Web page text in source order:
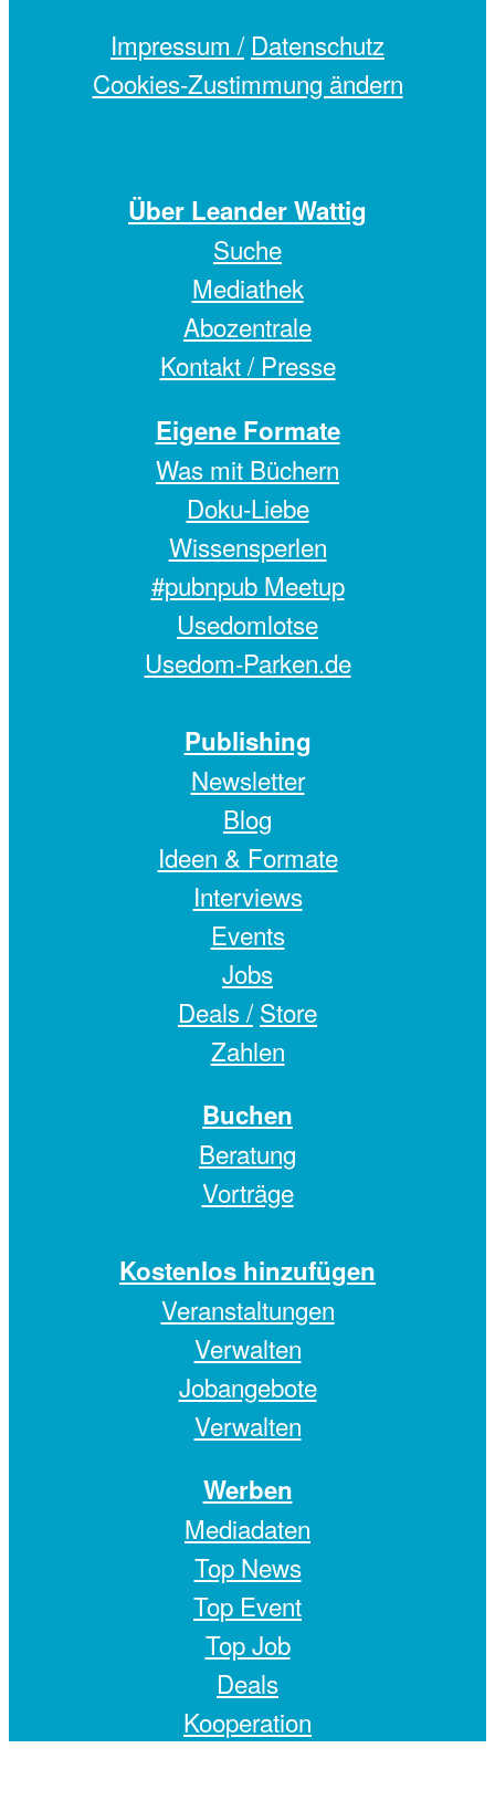
Impressum / Datenschutz
Cookies-Zustimmung ändern
Über Leander Wattig
Suche
Mediathek
Abozentrale
Kontakt / Presse
Eigene Formate
Was mit Büchern
Doku-Liebe
Wissensperlen
#pubnpub Meetup
Usedomlotse
Usedom-Parken.de
Publishing
Newsletter
Blog
Ideen & Formate
Interviews
Events
Jobs
Deals / Store
Zahlen
Buchen
Beratung
Vorträge
Kostenlos hinzufügen
Veranstaltungen
Verwalten
Jobangebote
Verwalten
Werben
Mediadaten
Top News
Top Event
Top Job
Deals
Kooperation